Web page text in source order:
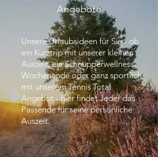
Angebote
Unsere Urlaubsideen für Sie - ob
ein Kurztrip mit unserer kleinen
Auszeit, ein Schnupperwellness-
Wochenende oder ganz sportlich
mit unserem Tennis Total
Angebot - hier findet Jeder das
Passende für seine persönliche
Auszeit.